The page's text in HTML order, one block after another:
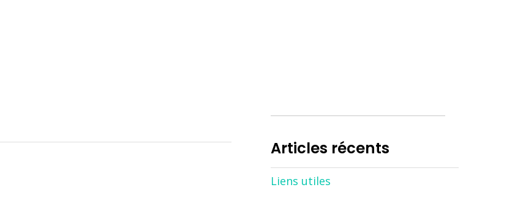
Articles récents
Liens utiles